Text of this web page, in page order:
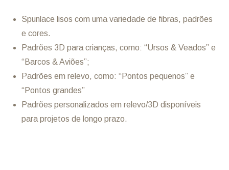
Spunlace lisos com uma variedade de fibras, padrões
e cores.
Padrões 3D para crianças, como: “Ursos & Veados” e
“Barcos & Aviões”;
Padrões em relevo, como: “Pontos pequenos” e
“Pontos grandes”
Padrões personalizados em relevo/3D disponíveis
para projetos de longo prazo.